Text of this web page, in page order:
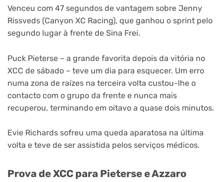
Venceu com 47 segundos de vantagem sobre Jenny
Rissveds (Canyon XC Racing), que ganhou o sprint pelo
segundo lugar à frente de Sina Frei.
Puck Pieterse – a grande favorita depois da vitória no
XCC de sábado – teve um dia para esquecer. Um erro
numa zona de raízes na terceira volta custou-lhe o
contacto com o grupo da frente e nunca mais
recuperou, terminando em oitavo a quase dois minutos.
Evie Richards sofreu uma queda aparatosa na última
volta e teve de ser assistida pelos serviços médicos.
Prova de XCC para Pieterse e Azzaro